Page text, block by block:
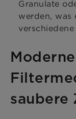
Granulate
werden, was
saubere